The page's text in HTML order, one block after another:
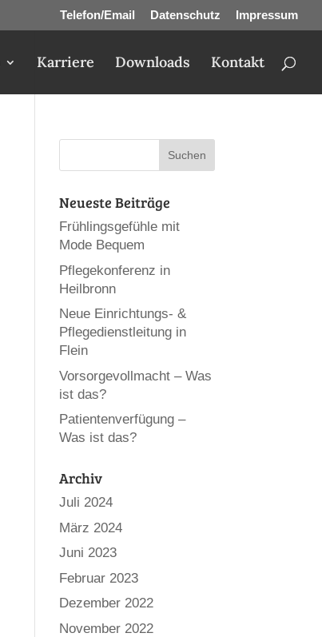
Telefon/Email Datenschutz Impressum
Karriere Downloads Kontakt
Neueste Beiträge
Frühlingsgefühle mit
Mode Bequem
Pflegekonferenz in
Heilbronn
Neue Einrichtungs- &
Pflegedienstleitung in
Flein
Vorsorgevollmacht – Was
ist das?
Patientenverfügung –
Was ist das?
Archiv
Juli 2024
März 2024
Juni 2023
Februar 2023
Dezember 2022
November 2022